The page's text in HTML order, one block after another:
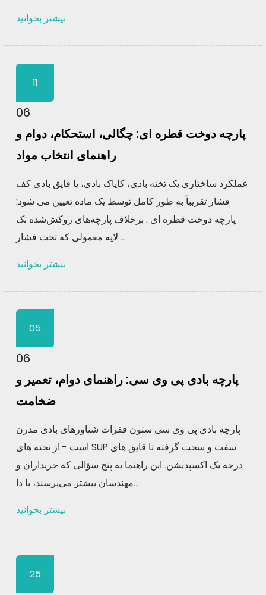
بیشتر بخوانید
11
06
پارچه دوخت قطره ای: چگالی، استحکام، دوام و
راهنمای انتخاب مواد
عملکرد ساختاری یک تخته بادی، کایاک بادی، یا قایق بادی کف
فشار تقریباً به طور کامل توسط یک ماده تعیین می شود:
پارچه دوخت قطره ای . برخلاف پارچه‌های روکش‌شده تک
لایه معمولی که تحت فشار ...
بیشتر بخوانید
05
06
پارچه بادی پی وی سی: راهنمای دوام، تعمیر و
ضخامت
پارچه بادی پی وی سی ستون فقرات شناورهای بادی مدرن
است - از تخته های SUP سفت و سخت گرفته تا قایق های
درجه یک اکسپدیشن. این راهنما به پنج سؤالی که خریداران و
مهندسان بیشتر می‌پرسند، با دا...
بیشتر بخوانید
25